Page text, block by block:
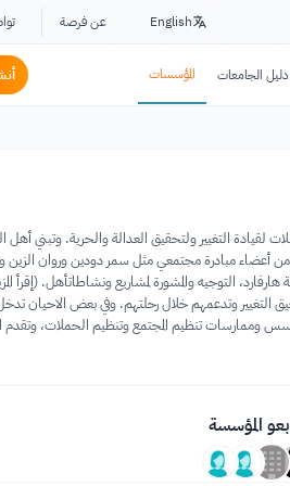
English عن فرصة
دليل الجامعات المؤسسات
التغيير ولتحقيق العدالة والحرية. وتبني أهل
تنظيم المجتمع القيمي. قامت نسرين الحاج أحمد، وميس العرقسوسي بتأسيس أهل عام 2011 بدعم من أعضاء مبادرة
التوجيه والمشورة لمشاريع ونشاطاتأهل. (إقرأ
التغيير وتدعمهم خلال رحلتهم. وفي بعض الاحيان
وممارسات تنظيم المجتمع وتنظيم الحملات، وتقدم
المؤسسة